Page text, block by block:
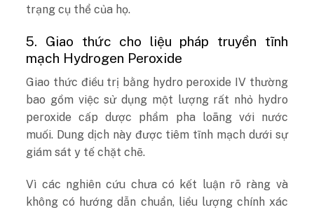
trạng cụ thể của họ.
5. Giao thức cho liệu pháp truyền tĩnh
mạch Hydrogen Peroxide
Giao thức điều trị bằng hydro peroxide IV thường
bao gồm việc sử dụng một lượng rất nhỏ hydro
peroxide cấp dược phẩm pha loãng với nước
muối. Dung dịch này được tiêm tĩnh mạch dưới sự
giám sát y tế chặt chẽ.
Vì các nghiên cứu chưa có kết luận rõ ràng và
không có hướng dẫn chuẩn, liều lượng chính xác